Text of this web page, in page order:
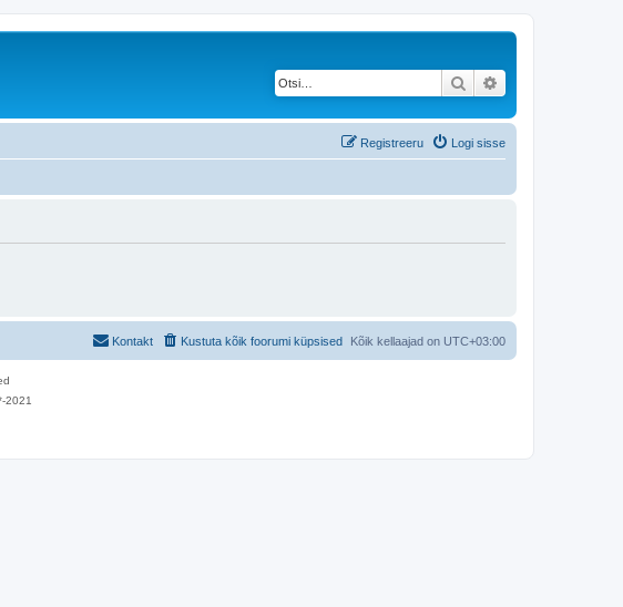
Otsi
Logi sisse
Registreeru
Kõik kellaajad on UTC+03:00
Kustuta kõik foorumi küpsised
Kontakt
2021